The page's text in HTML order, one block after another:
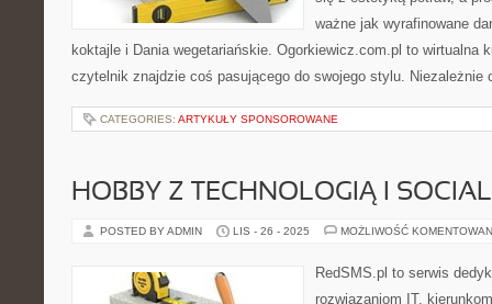
ważne jak wyrafinowane
koktajle i Dania wegetariańskie. Ogorkiewicz.com.pl to wirtualna
czytelnik znajdzie coś pasującego do swojego stylu.
CATEGORIES: ARTYKUŁY SPONSOROWANE
HOBBY Z TECHNOLOGIĄ I
POSTED BY ADMIN LIS - 26 - 2025 MOŻLIWOŚĆ
RedSMS.pl to serwis
rozwiązaniom IT,